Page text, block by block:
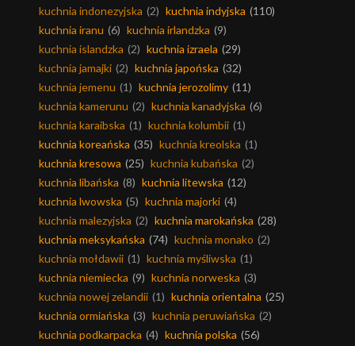
kuchnia indonezyjska (2) kuchnia indyjska (110)
kuchnia iranu (6) kuchnia irlandzka (9)
kuchnia islandzka (2) kuchnia izraela (29)
kuchnia jamajki (2) kuchnia japońska (32)
kuchnia jemenu (1) kuchnia jerozolimy (11)
kuchnia kamerunu (2) kuchnia kanadyjska (6)
kuchnia karaibska (1) kuchnia kolumbii (1)
kuchnia koreańska (35) kuchnia kreolska (1)
kuchnia kresowa (25) kuchnia kubańska (2)
kuchnia libańska (8) kuchnia litewska (12)
kuchnia lwowska (5) kuchnia majorki (4)
kuchnia malezyjska (2) kuchnia marokańska (28)
kuchnia meksykańska (74) kuchnia monako (2)
kuchnia mołdawii (1) kuchnia myśliwska (1)
kuchnia niemiecka (9) kuchnia norweska (3)
kuchnia nowej zelandii (1) kuchnia orientalna (25)
kuchnia ormiańska (3) kuchnia peruwiańska (2)
kuchnia podkarpacka (4) kuchnia polska (56)